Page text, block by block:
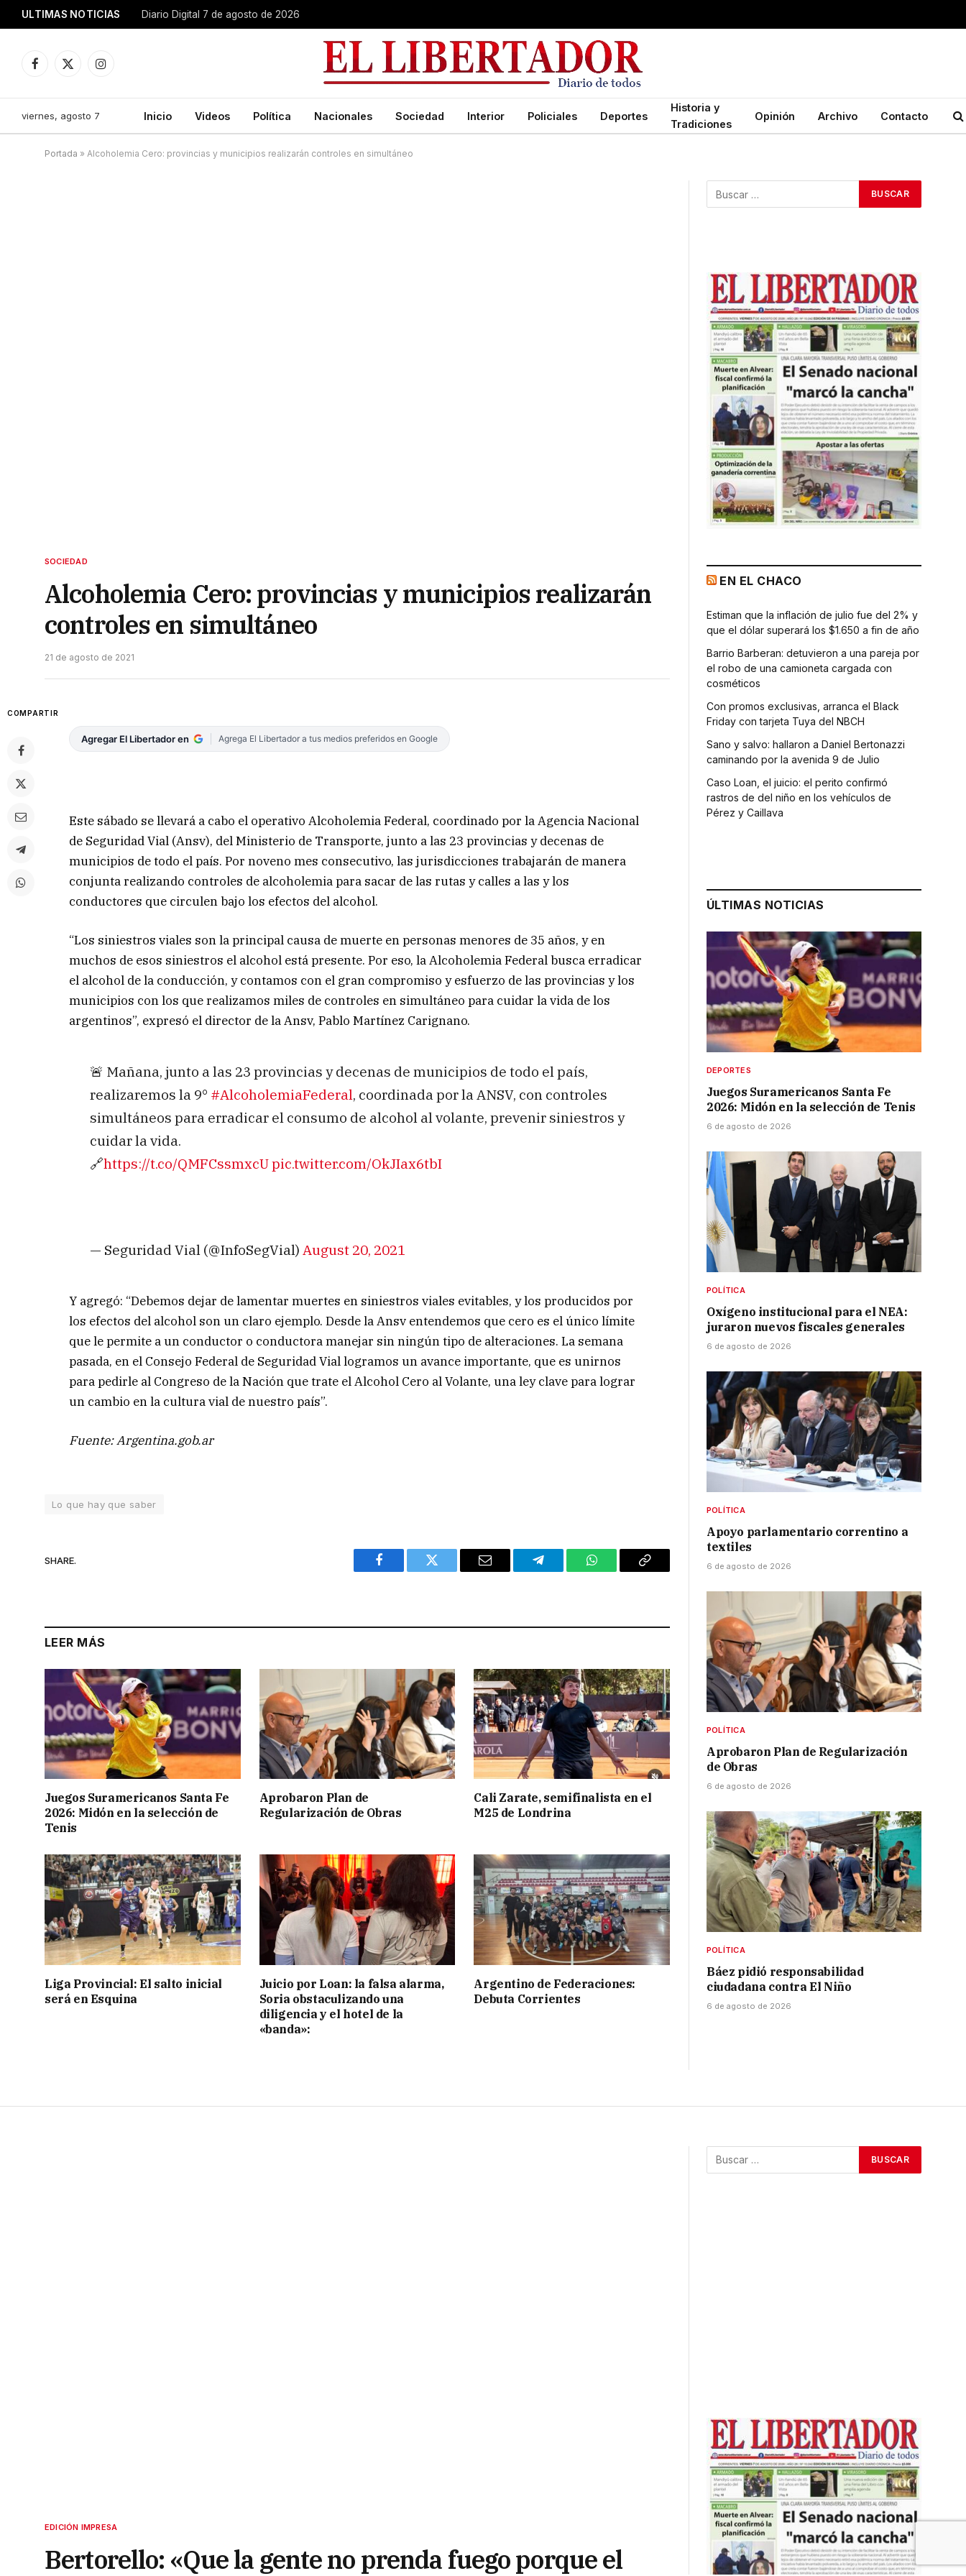
ULTIMAS NOTICIAS Diario Digital 7 de agosto de 2026
Facebook
X
Instagram
viernes, agosto 7 Inicio Videos Política Nacionales Sociedad Interior Policiales Deportes
Historia y
Tradiciones
Opinión Archivo Contacto
Portada » Alcoholemia Cero: provincias y municipios realizarán controles en simultáneo
SOCIEDAD
Alcoholemia Cero: provincias y municipios realizarán
controles en simultáneo
21 de agosto de 2021
COMPARTIR
Agregar El Libertador en Agrega El Libertador a tus medios preferidos en Google
Este sábado se llevará a cabo el operativo Alcoholemia Federal, coordinado por la Agencia Nacional
de Seguridad Vial (Ansv), del Ministerio de Transporte, junto a las 23 provincias y decenas de
municipios de todo el país. Por noveno mes consecutivo, las jurisdicciones trabajarán de manera
conjunta realizando controles de alcoholemia para sacar de las rutas y calles a las y los
conductores que circulen bajo los efectos del alcohol.
“Los siniestros viales son la principal causa de muerte en personas menores de 35 años, y en
muchos de esos siniestros el alcohol está presente. Por eso, la Alcoholemia Federal busca erradicar
el alcohol de la conducción, y contamos con el gran compromiso y esfuerzo de las provincias y los
municipios con los que realizamos miles de controles en simultáneo para cuidar la vida de los
argentinos”, expresó el director de la Ansv, Pablo Martínez Carignano.
🚨 Mañana, junto a las 23 provincias y decenas de municipios de todo el país,
realizaremos la 9° #AlcoholemiaFederal, coordinada por la ANSV, con controles
simultáneos para erradicar el consumo de alcohol al volante, prevenir siniestros y
cuidar la vida.
🔗https://t.co/QMFCssmxcUpic.twitter.com/OkJIax6tbI
— Seguridad Vial (@InfoSegVial) August 20, 2021
Y agregó: “Debemos dejar de lamentar muertes en siniestros viales evitables, y los producidos por
los efectos del alcohol son un claro ejemplo. Desde la Ansv entendemos que cero es el único límite
que le permite a un conductor o conductora manejar sin ningún tipo de alteraciones. La semana
pasada, en el Consejo Federal de Seguridad Vial logramos un avance importante, que es unirnos
para pedirle al Congreso de la Nación que trate el Alcohol Cero al Volante, una ley clave para lograr
un cambio en la cultura vial de nuestro país”.
Fuente: Argentina.gob.ar
Lo que hay que saber
SHARE.
Facebook Twitter Email Telegram WhatsAppCopy
LEER MÁS
Juegos Suramericanos Santa Fe
2026: Midón en la selección de
Tenis
Aprobaron Plan de
Regularización de Obras
Cali Zarate, semifinalista en el
M25 de Londrina
Liga Provincial: El salto inicial
será en Esquina
Juicio por Loan: la falsa alarma,
Soria obstaculizando una
diligencia y el hotel de la
«banda»:
Argentino de Federaciones:
Debuta Corrientes
EN EL CHACO
Estiman que la inflación de julio fue del 2% y
que el dólar superará los $1.650 a fin de año
Barrio Barberan: detuvieron a una pareja por
el robo de una camioneta cargada con
cosméticos
Con promos exclusivas, arranca el Black
Friday con tarjeta Tuya del NBCH
Sano y salvo: hallaron a Daniel Bertonazzi
caminando por la avenida 9 de Julio
Caso Loan, el juicio: el perito confirmó
rastros de del niño en los vehículos de
Pérez y Caillava
ÚLTIMAS NOTICIAS
DEPORTES
Juegos Suramericanos Santa Fe
2026: Midón en la selección de Tenis
6 de agosto de 2026
POLÍTICA
Oxígeno institucional para el NEA:
juraron nuevos fiscales generales
6 de agosto de 2026
POLÍTICA
Apoyo parlamentario correntino a
textiles
6 de agosto de 2026
POLÍTICA
Aprobaron Plan de Regularización
de Obras
6 de agosto de 2026
POLÍTICA
Báez pidió responsabilidad
ciudadana contra El Niño
6 de agosto de 2026
EDICIÓN IMPRESA
Bertorello: «Que la gente no prenda fuego porque el